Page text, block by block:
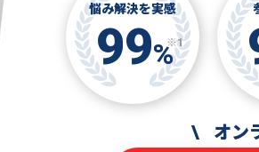
悩み解決を実感
99%※1
\ オン